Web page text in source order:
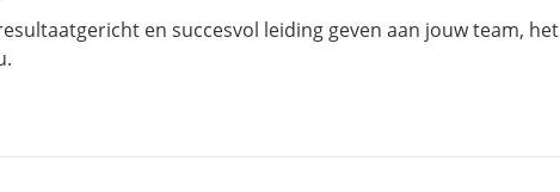
en succesvol leiding geven aan jouw team, het